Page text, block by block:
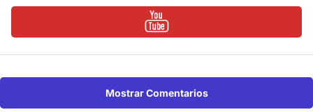
Mostrar Comentarios